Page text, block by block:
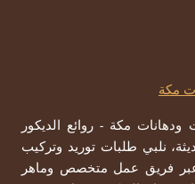
مكة - روائع الديكور
نلبي طلبات توريد وتركيب
عبر فريق عمل متخصص وماهر